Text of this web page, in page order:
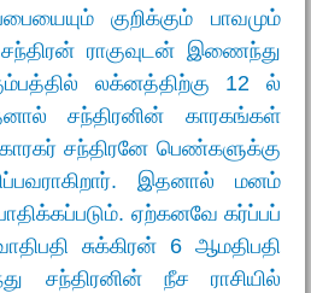
குறிக்கும் பாவமும்
ராகுவுடன் இணைந்து
லக்னத்திற்கு 12 ல்
சந்திரனின் காரகங்கள்
சந்திரனே பெண்களுக்கு
இதனால் மனம்
ஏற்கனவே கர்ப்பப்
சுக்கிரன் 6 ஆமதிபதி
சந்திரனின் நீச ராசியில்